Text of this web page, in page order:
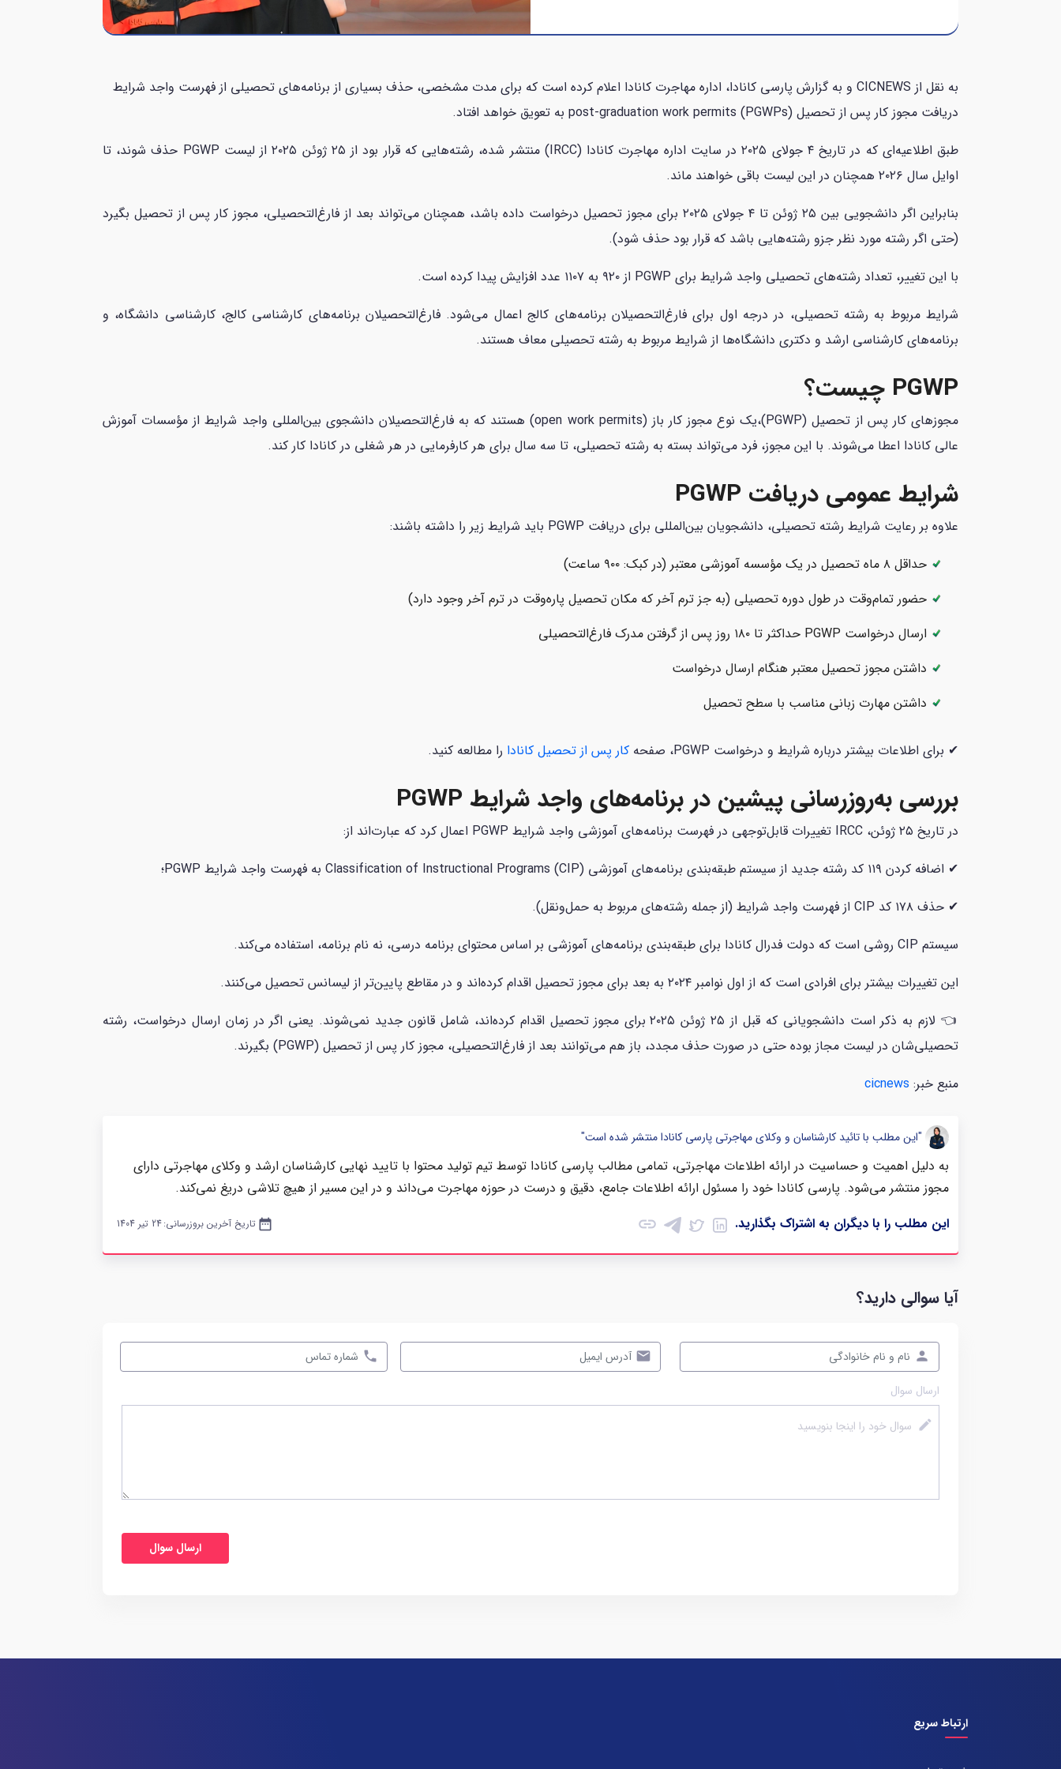
به نقل از CICNEWS و به گزارش پارسی کانادا، اداره مهاجرت کانادا اعلام کرده است که برای مدت مشخصی، حذف بسیاری از برنامه‌های تحصیلی از فهرست واجد شرایط
دریافت مجوز کار پس از تحصیل post-graduation work permits (PGWPs) به تعویق خواهد افتاد.
طبق اطلاعیه‌ای که در تاریخ ۴ جولای ۲۰۲۵ در سایت اداره مهاجرت کانادا (IRCC) منتشر شده، رشته‌هایی که قرار بود از ۲۵ ژوئن ۲۰۲۵ از لیست PGWP حذف شوند، تا
اوایل سال ۲۰۲۶ همچنان در این لیست باقی خواهند ماند.
بنابراین اگر دانشجویی بین ۲۵ ژوئن تا ۴ جولای ۲۰۲۵ برای مجوز تحصیل درخواست داده باشد، همچنان می‌تواند بعد از فارغ‌التحصیلی، مجوز کار پس از تحصیل بگیرد
(حتی اگر رشته مورد نظر جزو رشته‌هایی باشد که قرار بود حذف شود).
با این تغییر، تعداد رشته‌های تحصیلی واجد شرایط برای PGWP از ۹۲۰ به ۱۱۰۷ عدد افزایش پیدا کرده است.
شرایط مربوط به رشته تحصیلی، در درجه اول برای فارغ‌التحصیلان برنامه‌های کالج اعمال می‌شود. فارغ‌التحصیلان برنامه‌های کارشناسی کالج، کارشناسی دانشگاه، و
برنامه‌های کارشناسی ارشد و دکتری دانشگاه‌ها از شرایط مربوط به رشته تحصیلی معاف هستند.
PGWP چیست؟
مجوزهای کار پس از تحصیل (PGWP)،یک نوع مجوز کار باز (open work permits) هستند که به فارغ‌التحصیلان دانشجوی بین‌المللی واجد شرایط از مؤسسات آموزش
عالی کانادا اعطا می‌شوند. با این مجوز، فرد می‌تواند بسته به رشته تحصیلی، تا سه سال برای هر کارفرمایی در هر شغلی در کانادا کار کند.
شرایط عمومی دریافت PGWP
علاوه بر رعایت شرایط رشته تحصیلی، دانشجویان بین‌المللی برای دریافت PGWP باید شرایط زیر را داشته باشند:
حداقل ۸ ماه تحصیل در یک مؤسسه آموزشی معتبر (در کبک: ۹۰۰ ساعت)
حضور تمام‌وقت در طول دوره تحصیلی (به جز ترم آخر که مکان تحصیل پاره‌وقت در ترم آخر وجود دارد)
ارسال درخواست PGWP حداکثر تا ۱۸۰ روز پس از گرفتن مدرک فارغ‌التحصیلی
داشتن مجوز تحصیل معتبر هنگام ارسال درخواست
داشتن مهارت زبانی مناسب با سطح تحصیل
✔ برای اطلاعات بیشتر درباره شرایط و درخواست PGWP، صفحه کار پس از تحصیل کانادا را مطالعه کنید.
بررسی به‌روزرسانی پیشین در برنامه‌های واجد شرایط PGWP
در تاریخ ۲۵ ژوئن، IRCC تغییرات قابل‌توجهی در فهرست برنامه‌های آموزشی واجد شرایط PGWP اعمال کرد که عبارت‌اند از:
✔ اضافه کردن ۱۱۹ کد رشته جدید از سیستم طبقه‌بندی برنامه‌های آموزشی Classification of Instructional Programs (CIP) به فهرست واجد شرایط PGWP؛
✔ حذف ۱۷۸ کد CIP از فهرست واجد شرایط (از جمله رشته‌های مربوط به حمل‌ونقل).
سیستم CIP روشی است که دولت فدرال کانادا برای طبقه‌بندی برنامه‌های آموزشی بر اساس محتوای برنامه درسی، نه نام برنامه، استفاده می‌کند.
این تغییرات بیشتر برای افرادی است که از اول نوامبر ۲۰۲۴ به بعد برای مجوز تحصیل اقدام کرده‌اند و در مقاطع پایین‌تر از لیسانس تحصیل می‌کنند.
👈 لازم به ذکر است دانشجویانی که قبل از ۲۵ ژوئن ۲۰۲۵ برای مجوز تحصیل اقدام کرده‌اند، شامل قانون جدید نمی‌شوند. یعنی اگر در زمان ارسال درخواست، رشته
تحصیلی‌شان در لیست مجاز بوده حتی در صورت حذف مجدد، باز هم می‌توانند بعد از فارغ‌التحصیلی، مجوز کار پس از تحصیل (PGWP) بگیرند.
منبع خبر: cicnews
"این مطلب با تائید کارشناسان و وکلای مهاجرتی پارسی کانادا منتشر شده است"
به دلیل اهمیت و حساسیت در ارائه اطلاعات مهاجرتی، تمامی مطالب پارسی کانادا توسط تیم تولید محتوا با تایید نهایی کارشناسان ارشد و وکلای مهاجرتی دارای
مجوز منتشر می‌شود. پارسی کانادا خود را مسئول ارائه اطلاعات جامع، دقیق و درست در حوزه مهاجرت می‌داند و در این مسیر از هیچ تلاشی دریغ نمی‌کند.
این مطلب را با دیگران به اشتراک بگذارید.
link
date_range تاریخ آخرین بروزرسانی:24 تیر 1404
آیا سوالی دارید؟
ارسال سوال
ارتباط سریع